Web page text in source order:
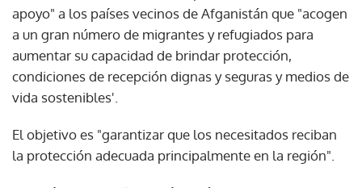
apoyo" a los países vecinos de Afganistán que "acogen
a un gran número de migrantes y refugiados para
aumentar su capacidad de brindar protección,
condiciones de recepción dignas y seguras y medios de
vida sostenibles'.
El objetivo es "garantizar que los necesitados reciban
la protección adecuada principalmente en la región".